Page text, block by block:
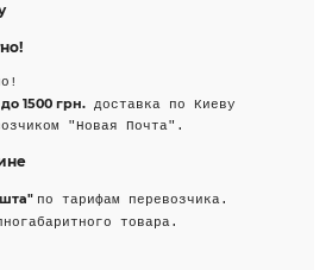
до 1500 грн. доставка по Киеву
"Новая Почта".
по тарифам перевозчика.
товара.